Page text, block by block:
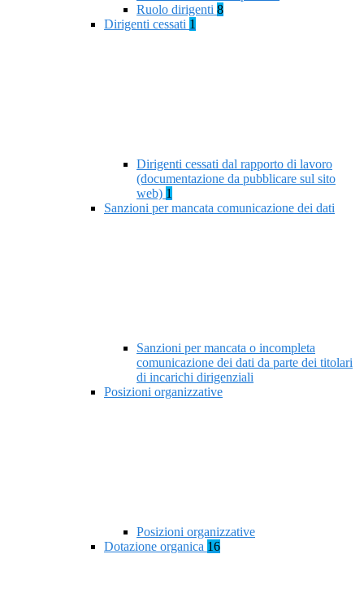
Ruolo dirigenti 8
Dirigenti cessati 1
Dirigenti cessati dal rapporto di lavoro
(documentazione da pubblicare sul sito
web) 1
Sanzioni per mancata comunicazione dei dati
Sanzioni per mancata o incompleta
comunicazione dei dati da parte dei titolari
di incarichi dirigenziali
Posizioni organizzative
Posizioni organizzative
Dotazione organica 16